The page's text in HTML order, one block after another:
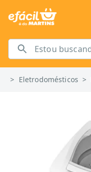
> Eletrodomésticos >